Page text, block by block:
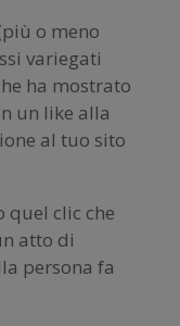
o meno
variegati
ha mostrato
un like alla
al tuo sito
quel clic che
atto di
persona fa